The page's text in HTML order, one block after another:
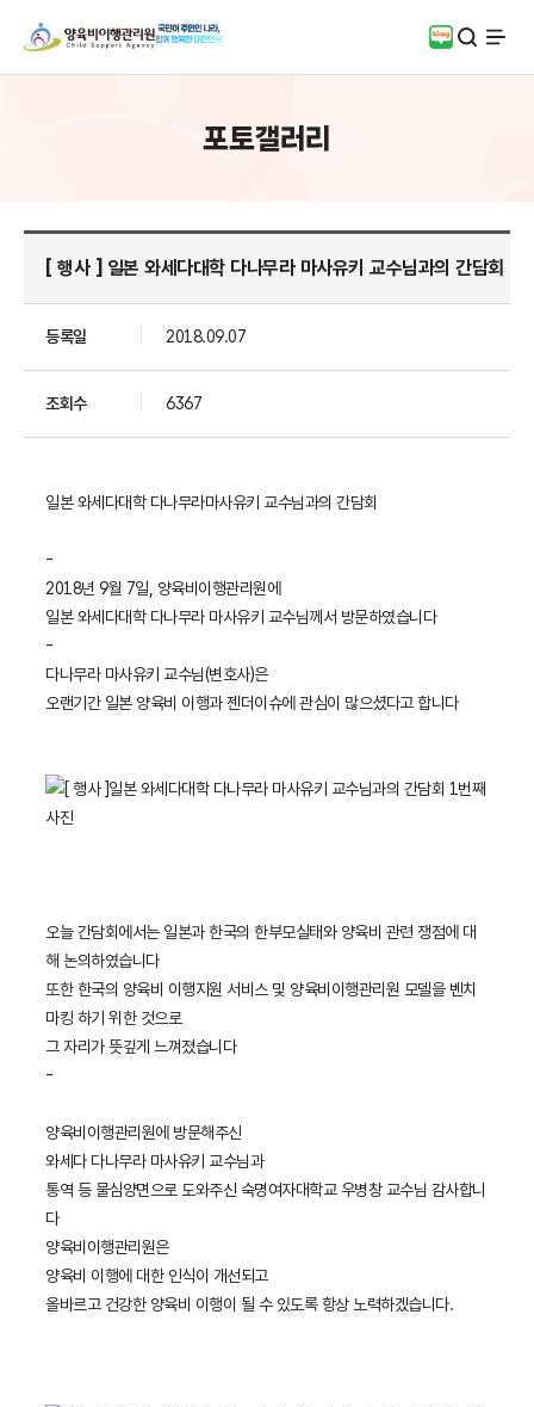
블로그검색
전체
포토갤러리
[ 행사 ] 일본 와세다대학 다나무라 마사유키 교수님과의 간담회
등록일 2018.09.07
조회수 6367
일본 와세다대학 다나무라마사유키 교수님과의 간담회
-
2018년 9월 7일, 양육비이행관리원에
일본 와세다대학 다나무라 마사유키 교수님께서 방문하였습니다
-
다나무라 마사유키 교수님(변호사)은
오랜기간 일본 양육비 이행과 젠더이슈에 관심이 많으셨다고 합니다
오늘 간담회에서는 일본과 한국의 한부모실태와 양육비 관련 쟁점에 대
해 논의하였습니다
또한 한국의 양육비 이행지원 서비스 및 양육비이행관리원 모델을 벤치
마킹 하기 위한 것으로
그 자리가 뜻깊게 느껴졌습니다
-
양육비이행관리원에 방문해주신
와세다 다나무라 마사유키 교수님과
통역 등 물심양면으로 도와주신 숙명여자대학교 우병창 교수님 감사합니
다
양육비이행관리원은
양육비 이행에 대한 인식이 개선되고
올바르고 건강한 양육비 이행이 될 수 있도록 항상 노력하겠습니다.